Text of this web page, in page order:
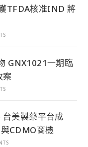
TFDA核准IND 將
GNX1021一期臨
案
美製藥平台成
CDMO商機